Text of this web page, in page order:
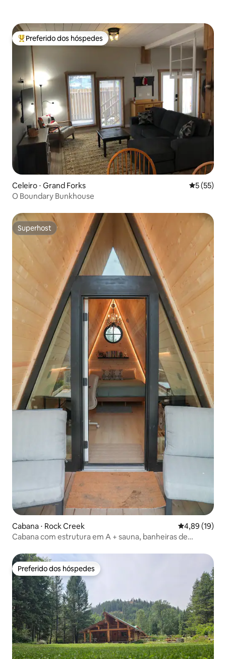
Entre os melhores preferidos dos hóspedes
Preferido dos hóspedes
Celeiro ⋅ Grand Forks 5 de uma
5 (55)
O Boundary Bunkhouse
Superhost
Superhost
Cabana ⋅ Rock Creek 4,89 de uma
4,89 (19)
Cabana com estrutura em A + sauna, banheiras de
Preferido dos hóspedes
Preferido dos hóspedes